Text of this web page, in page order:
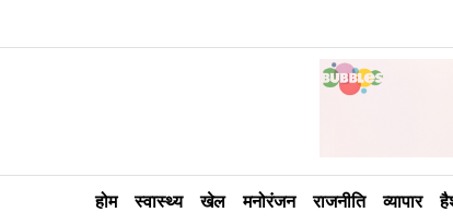
होम स्वास्थ्य खेल मनोरंजन राजनीति व्यापार